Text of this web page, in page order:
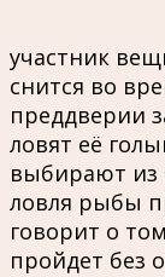
участник
снится во
преддверии
ловят её
выбирают из
ловля рыбы
говорит о
пройдeт без